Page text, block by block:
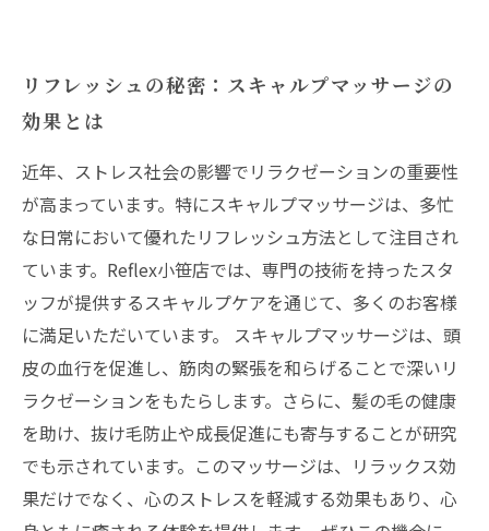
リフレッシュの秘密：スキャルプマッサージの
効果とは
近年、ストレス社会の影響でリラクゼーションの重要性
が高まっています。特にスキャルプマッサージは、多忙
な日常において優れたリフレッシュ方法として注目され
ています。Reflex小笹店では、専門の技術を持ったスタ
ッフが提供するスキャルプケアを通じて、多くのお客様
に満足いただいています。 スキャルプマッサージは、頭
皮の血行を促進し、筋肉の緊張を和らげることで深いリ
ラクゼーションをもたらします。さらに、髪の毛の健康
を助け、抜け毛防止や成長促進にも寄与することが研究
でも示されています。このマッサージは、リラックス効
果だけでなく、心のストレスを軽減する効果もあり、心